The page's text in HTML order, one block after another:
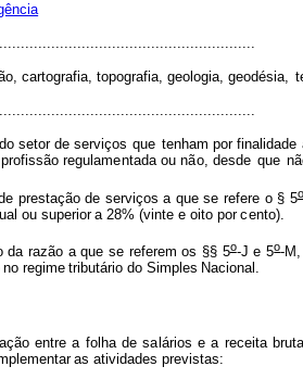
cartografia, topografia, geologia, geodésia, t
setor de serviços que tenhamporfinalidade
profissão regulamentada ou não, desde que
prestação de serviços a que se refere o § 5o
ou superior a 28% (vinte e oito por cento).
da razão a que se referem os §§ 5o-J e 5o-
no regime tributário do Simpl es Naciona
ação entre a folha de salários e a receita
plementar as atividades previstas: